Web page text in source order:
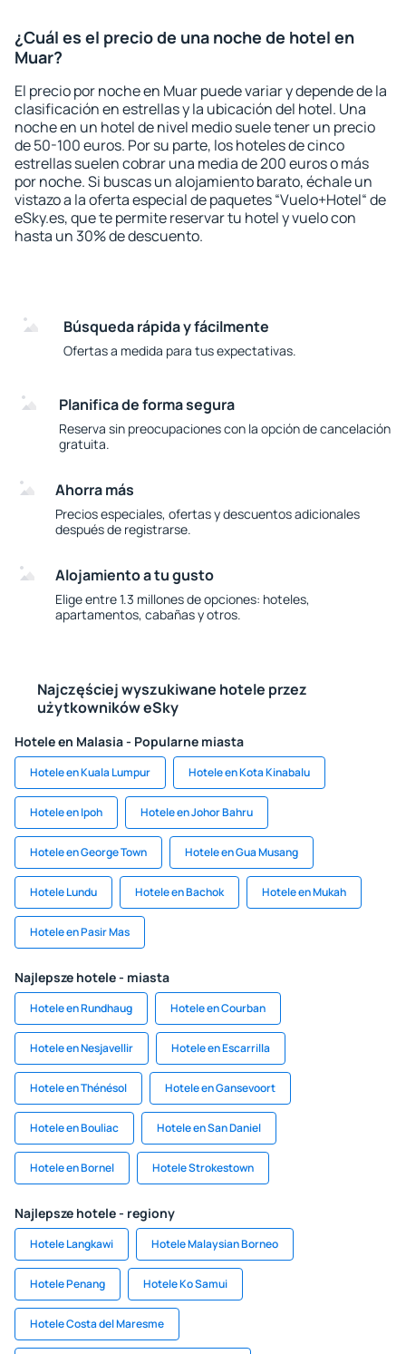
¿Cuál es el precio de una noche de hotel en
Muar?
El precio por noche en Muar puede variar y depende de la
clasificación en estrellas y la ubicación del hotel. Una
noche en un hotel de nivel medio suele tener un precio
de 50-100 euros. Por su parte, los hoteles de cinco
estrellas suelen cobrar una media de 200 euros o más
por noche. Si buscas un alojamiento barato, échale un
vistazo a la oferta especial de paquetes “Vuelo+Hotel“ de
eSky.es, que te permite reservar tu hotel y vuelo con
hasta un 30% de descuento.
Búsqueda rápida y fácilmente
Ofertas a medida para tus expectativas.
Planifica de forma segura
Reserva sin preocupaciones con la opción de cancelación
gratuita.
Ahorra más
Precios especiales, ofertas y descuentos adicionales
después de registrarse.
Alojamiento a tu gusto
Elige entre 1.3 millones de opciones: hoteles,
apartamentos, cabañas y otros.
Najczęściej wyszukiwane hotele przez
użytkowników eSky
Hotele en Malasia - Popularne miasta
Hotele en Kuala Lumpur Hotele en Kota Kinabalu
Hotele en Ipoh Hotele en Johor Bahru
Hotele en George Town Hotele en Gua Musang
Hotele Lundu Hotele en Bachok Hotele en Mukah
Hotele en Pasir Mas
Najlepsze hotele - miasta
Hotele en Rundhaug Hotele en Courban
Hotele en Nesjavellir Hotele en Escarrilla
Hotele en Thénésol Hotele en Gansevoort
Hotele en Bouliac Hotele en San Daniel
Hotele en Bornel Hotele Strokestown
Najlepsze hotele - regiony
Hotele Langkawi Hotele Malaysian Borneo
Hotele Penang Hotele Ko Samui
Hotele Costa del Maresme